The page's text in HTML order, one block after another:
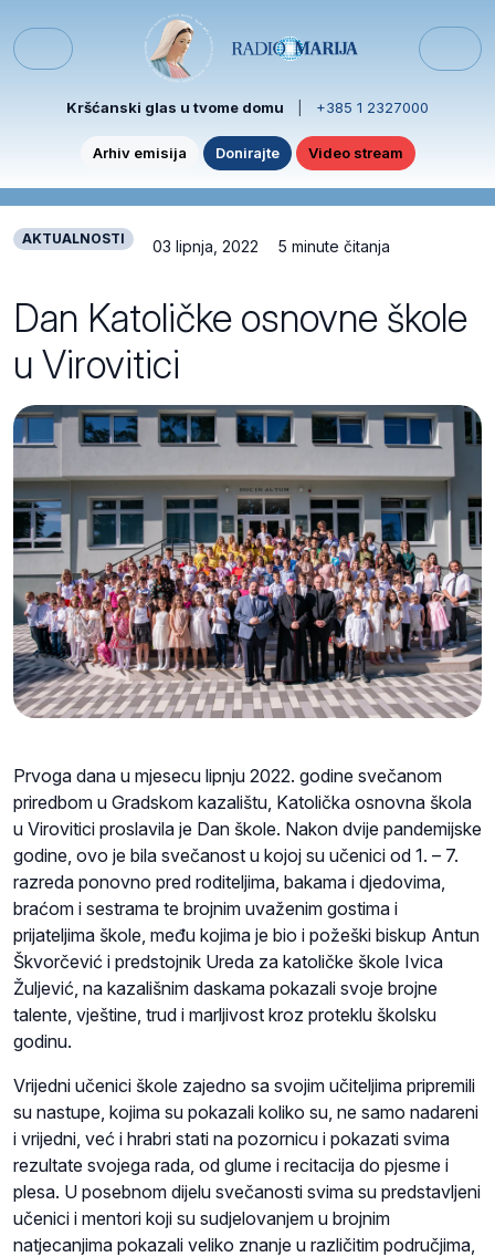
Menu
Kršćanski glas u tvome domu +385 1 2327000
Arhiv emisija Donirajte Video stream
AKTUALNOSTI 03 lipnja, 2022 5 minute čitanja
Dan Katoličke osnovne škole
u Virovitici
Prvoga dana u mjesecu lipnju 2022. godine svečanom
priredbom u Gradskom kazalištu, Katolička osnovna škola
u Virovitici proslavila je Dan škole. Nakon dvije pandemijske
godine, ovo je bila svečanost u kojoj su učenici od 1. – 7.
razreda ponovno pred roditeljima, bakama i djedovima,
braćom i sestrama te brojnim uvaženim gostima i
prijateljima škole, među kojima je bio i požeški biskup Antun
Škvorčević i predstojnik Ureda za katoličke škole Ivica
Žuljević, na kazališnim daskama pokazali svoje brojne
talente, vještine, trud i marljivost kroz proteklu školsku
godinu.
Vrijedni učenici škole zajedno sa svojim učiteljima pripremili
su nastupe, kojima su pokazali koliko su, ne samo nadareni
i vrijedni, već i hrabri stati na pozornicu i pokazati svima
rezultate svojega rada, od glume i recitacija do pjesme i
plesa. U posebnom dijelu svečanosti svima su predstavljeni
učenici i mentori koji su sudjelovanjem u brojnim
natjecanjima pokazali veliko znanje u različitim područjima,